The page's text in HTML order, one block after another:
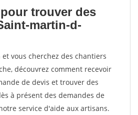
trouver des
martin-d-
vous cherchez des chantiers
découvrez comment recevoir
de devis et trouver des
à présent des demandes de
service d'aide aux artisans.